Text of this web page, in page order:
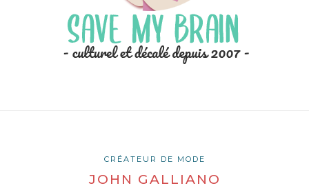
CRÉATEUR DE MODE
JOHN GALLIANO